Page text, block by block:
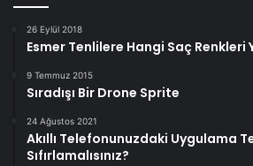
26 Eylül 2018
Esmer Tenlilere Hangi Saç Renkleri
9 Temmuz 2015
Sıradışı Bir Drone Sprite
24 Ağustos 2021
Akıllı Telefonunuzdaki Uygulama
Sıfırlamalısınız?